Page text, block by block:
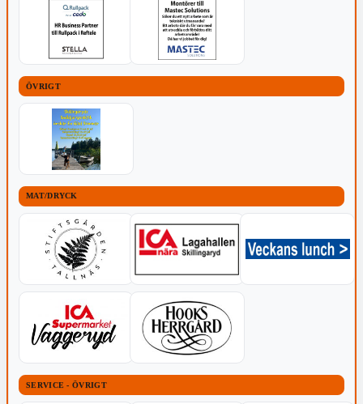
ÖVRIGT
MAT/DRYCK
SERVICE - ÖVRIGT